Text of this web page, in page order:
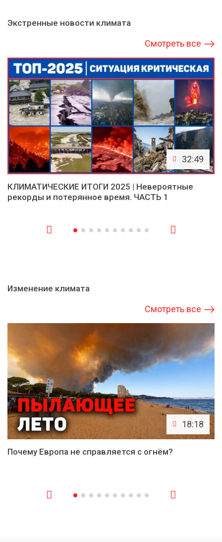
Экстренные новости климата
Смотреть все
32:49
КЛИМАТИЧЕСКИЕ ИТОГИ 2025 | Невероятные
рекорды и потерянное время. ЧАСТЬ 1
Изменение климата
Смотреть все
18:18
Почему Европа не справляется с огнём?